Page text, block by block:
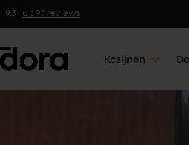
9.3 uit 97 reviews
Kozijnen